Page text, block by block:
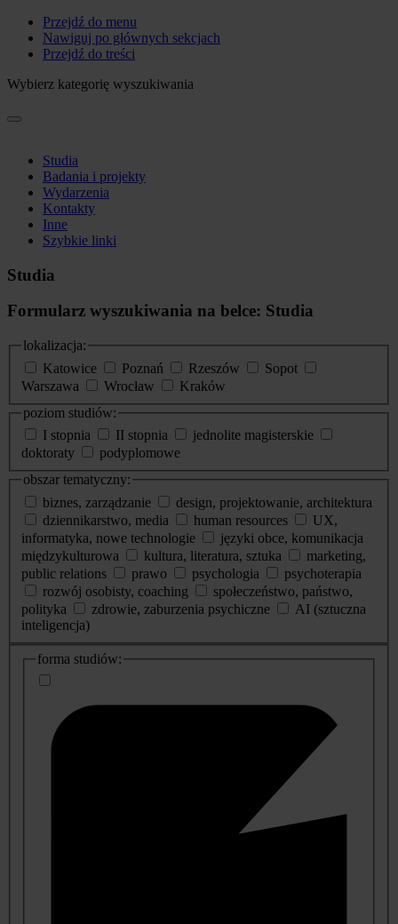
Przejdź do menu
Nawiguj po głównych sekcjach
Przejdź do treści
Wybierz kategorię wyszukiwania
Studia
Badania i projekty
Wydarzenia
Kontakty
Inne
Szybkie linki
Studia
Formularz wyszukiwania na belce: Studia
lokalizacja:
Katowice
Poznań Rzeszów
Sopot
Warszawa
Wrocław
Kraków
poziom studiów:
I stopnia
II stopnia
jednolite magisterskie
doktoraty
podyplomowe
obszar tematyczny:
biznes, zarządzanie
design, projektowanie, architektura
dziennikarstwo, media
human resources
UX,
informatyka, nowe technologie
języki obce, komunikacja
międzykulturowa
kultura, literatura, sztuka
marketing,
public relations
prawo psychologia
psychoterapia
rozwój osobisty, coaching
społeczeństwo, państwo,
polityka
zdrowie, zaburzenia psychiczne
AI (sztuczna
inteligencja)
dodatkowe
informacje
forma studiów: